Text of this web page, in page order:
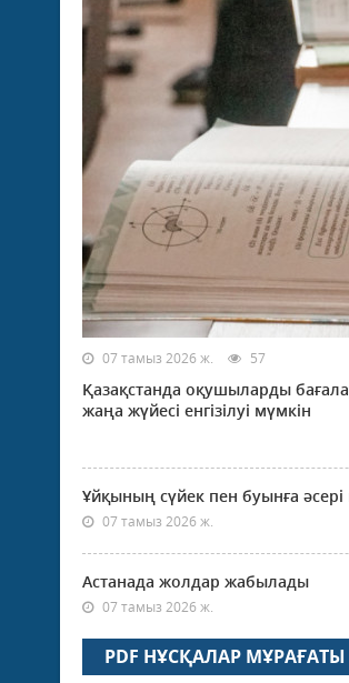
07 тамыз 2026 ж. 57
Қазақстанда оқушыларды
жаңа жүйесі енгізілуі мүмкін
Ұйқының сүйек пен буынға әсері
07 тамыз 2026 ж.
Астанада жолдар жабылады
07 тамыз 2026 ж.
PDF НҰСҚАЛАР МҰРАҒАТЫ